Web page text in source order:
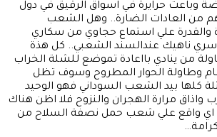
وباعت حرايرة في اسواق الرقيق في دول
من العادات الضارة.. وهل الشعب
والقدرة علي استماع حجاوي من سكاري
ناهيك عندالسند الشعبي.. كل هذة
من ينادي بااعادة تموضع للشلة الخراب
وطاولة الحوار المطروح وسوف تظل
كلها بيد الشعب السوداني فهو الوحيد
واذاق مرارة الهجران والنزوح فلا اظن هناك
اي واقع علي شعب حمل نصفة السلاح من